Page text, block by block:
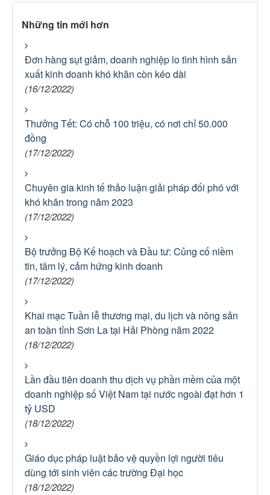
Những tin mới hơn
Đơn hàng sụt giảm, doanh nghiệp lo tình hình sản
xuất kinh doanh khó khăn còn kéo dài
(16/12/2022)
Thưởng Tết: Có chỗ 100 triệu, có nơi chỉ 50.000
đồng
(17/12/2022)
Chuyên gia kinh tế thảo luận giải pháp đối phó với
khó khăn trong năm 2023
(17/12/2022)
Bộ trưởng Bộ Kế hoạch và Đầu tư: Củng cố niềm
tin, tâm lý, cảm hứng kinh doanh
(17/12/2022)
Khai mạc Tuần lễ thương mại, du lịch và nông sản
an toàn tỉnh Sơn La tại Hải Phòng năm 2022
(18/12/2022)
Lần đầu tiên doanh thu dịch vụ phần mềm của một
doanh nghiệp số Việt Nam tại nước ngoài đạt hơn 1
tỷ USD
(18/12/2022)
Giáo dục pháp luật bảo vệ quyền lợi người tiêu
dùng tới sinh viên các trường Đại học
(18/12/2022)